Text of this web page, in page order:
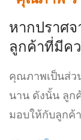
หากปราศ
ลูกค้าที่มีค
คุณภาพเป็นส่ว
นาน ดังนั้น ลูก
มอบให้กับลูกค้